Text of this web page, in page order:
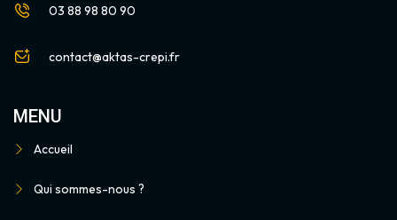
03 88 98 80 90
contact@aktas-crepi.fr
MENU
Accueil
Qui sommes-nous ?